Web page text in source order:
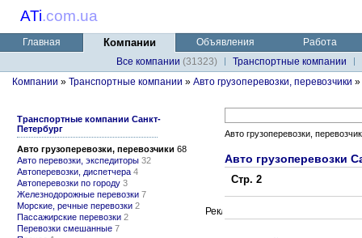
ATi.com.ua
Главная Компании Объявления
Работа
Все компании (31323)
Транспортные компании
Компании » Транспортные компании » Авто грузоперевозки, перевозчики »
Транспортные компании Санкт-
Петербург
Авто грузоперевозки, перевозчики 68
Авто перевозки, экспедиторы 32
Автоперевозки, диспетчера 4
Автоперевозки по городу 3
Железнодорожные перевозки 7
Морские, речные перевозки 2
Пассажирские перевозки 2
Перевозки смешанные 7
Авто грузоперевозки,
Авто грузоперевозки
Стр. 2